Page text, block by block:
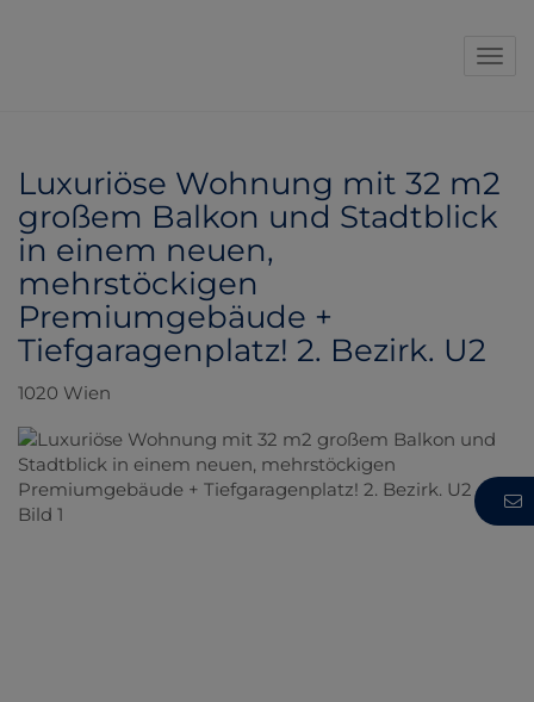
Luxuriöse Wohnung mit 32 m2
großem Balkon und Stadtblick
in einem neuen,
mehrstöckigen
Premiumgebäude +
Tiefgaragenplatz! 2. Bezirk. U2
1020 Wien